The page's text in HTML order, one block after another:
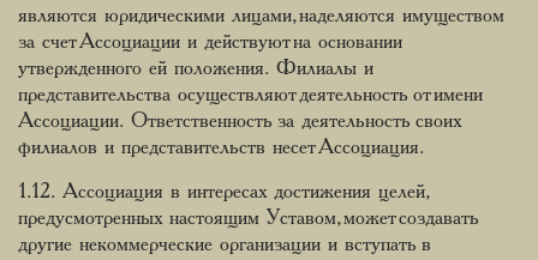
являются юридическими лицами, наделяются имуществом
за счет Ассоциации и действуют на основании
утвержденного ей положения. Филиалы и
представительства осуществляют деятельность от имени
Ассоциации. Ответственность за деятельность своих
филиалов и представительств несет Ассоциация.
1.12. Ассоциация в интересах достижения целей,
предусмотренных настоящим Уставом, может создавать
другие некоммерческие организации и вступать в